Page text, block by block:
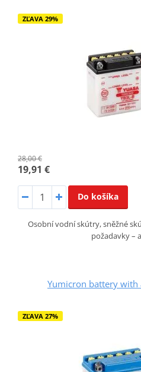
ZĽAVA 29%
28,00 €
19,91 €
Do košíka
Osobní vodní skútry, sněžné
požadavky –
Yumicron battery with
ZĽAVA 27%